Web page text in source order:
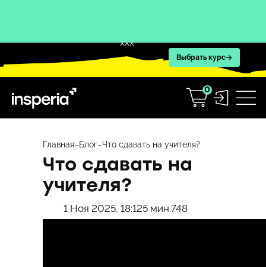
содержимому
XXX
Выбрать курс
0
Главная–Блог–Что сдавать на учителя?
Что сдавать на
учителя?
1 Ноя 2025, 18:125 мин.748